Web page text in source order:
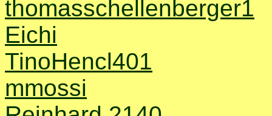
thomasschellenberger1
Eichi
TinoHencl401
mmossi